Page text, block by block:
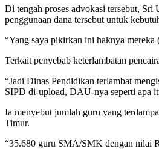
Di tengah proses advokasi tersebut, Sri
penggunaan dana tersebut untuk
“Yang saya pikirkan ini haknya
Terkait penyebab keterlambatan
“Jadi Dinas Pendidikan terlambat
SIPD di-upload, DAU-nya seperti apa
Ia menyebut jumlah guru yang
Timur.
“35.680 guru SMA/SMK dengan nilai